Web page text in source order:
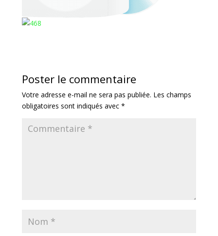
Poster le commentaire
Votre adresse e-mail ne sera pas publiée. Les champs
obligatoires sont indiqués avec *